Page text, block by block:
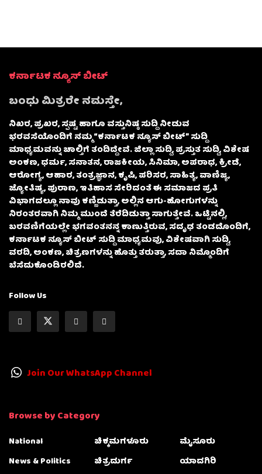
ಕರ್ನಾಟಕ ನ್ಯೂಸ್ ಬೀಟ್
ಬಂಧು ಮಿತ್ರರೇ ನಮಸ್ತೇ,
ನಿಖರ, ಪ್ರಖರ, ಸ್ಪಷ್ಟ ಹಾಗೂ ವಸ್ತುನಿಷ್ಠ ಸುದ್ದಿ ನೀಡುವ
ಭರವಸೆಯೊಂದಿಗೆ ನಮ್ಮ “ಕರ್ನಾಟಕ ನ್ಯೂಸ್ ಬೀಟ್” ಸುದ್ದಿ
ಮಾಧ್ಯಮವನ್ನು ಚಾಲ್ತಿಗೆ ತಂದಿದ್ದೇವೆ. ಜಿಲ್ಲಾ ಸುದ್ದಿ, ಪ್ರಸ್ತುತ ಸುದ್ದಿ, ವಿಶೇಷ
ಅಂಕಣ, ಧರ್ಮ, ಸನಾತನ, ರಾಜಕೀಯ, ಸಿನಿಮಾ, ಅಪರಾಧ, ಕ್ರೀಡೆ,
ಆರೋಗ್ಯ, ಆಹಾರ, ತಂತ್ರಜ್ಞಾನ, ಕೃಷಿ, ಪರಿಸರ, ಸಾಹಿತ್ಯ, ವಾಣಿಜ್ಯ,
ಜ್ಯೋತಿಷ್ಯ, ಪುರಾಣ, ಇತಿಹಾಸ ಸೇರಿದಂತೆ ಈ ಸಮಾಜದ ಪ್ರತಿ
ವಿಭಾಗದಲ್ಲೂ ನಾವು ಕಣ್ಣಿಡುತ್ತಾ, ಅಲ್ಲಿನ ಆಗು-ಹೋಗುಗಳನ್ನು
ನಿರಂತರವಾಗಿ ನಿಮ್ಮ ಮುಂದೆ ತೆರೆದಿಡುತ್ತಾ ಸಾಗುತ್ತೇವೆ. ಒಟ್ಟಿನಲ್ಲಿ,
ಬರವಣಿಗೆಯಲ್ಲೇ ಭಗವಂತನನ್ನ ಕಾಣುತ್ತಿರುವ, ಸದೃಢ ತಂಡದೊಂದಿಗೆ,
ಕರ್ನಾಟಕ ನ್ಯೂಸ್ ಬೀಟ್ ಸುದ್ದಿ ಮಾಧ್ಯಮವು, ವಿಶೇಷವಾಗಿ ಸುದ್ದಿ,
ವರದಿ, ಅಂಕಣ, ಚಿತ್ರಣಗಳನ್ನು ಹೊತ್ತು ತರುತ್ತಾ, ಸದಾ ನಿಮ್ಮೊಂದಿಗೆ
ಬೆಸೆದುಕೊಂಡಿರಲಿದೆ.
Follow Us
Join Our WhatsApp Channel
Browse by Category
National
News & Politics
ಚಿಕ್ಕಮಗಳೂರು
ಚಿತ್ರದುರ್ಗ
ಮೈಸೂರು
ಯಾದಗಿರಿ